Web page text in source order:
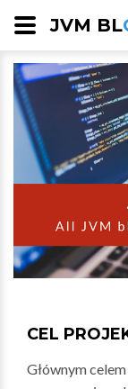
JVM BL
CEL
Głównym